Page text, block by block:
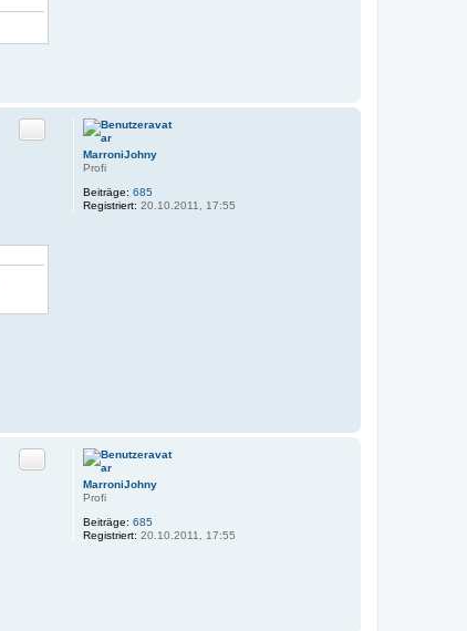
MarroniJohny
Profi
Beiträge: 685
Registriert: 20.10.2011, 17:55
Zitat
MarroniJohny
Profi
Beiträge: 685
Registriert: 20.10.2011, 17:55
Zitat